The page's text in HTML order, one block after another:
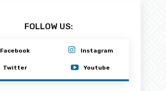
FOLLOW US:
Facebook Instagram
Twitter Youtube